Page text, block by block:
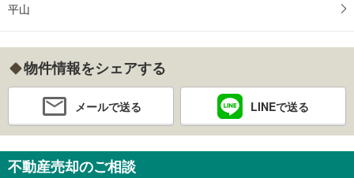
平山
物件情報をシェアする
メールで送る LINEで送る
不動産売却のご相談